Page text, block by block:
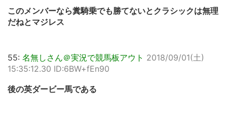
このメンバーなら糞騎乗でも勝てないとクラシックは無理
だねとマジレス
55: 名無しさん＠実況で競馬板アウト 2018/09/01(土)
15:35:12.30 ID:6BW+fEn90
後の英ダービー馬である